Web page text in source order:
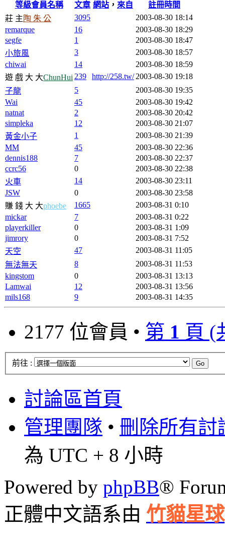
等級會員名稱 文章 網站 ， 來自
註冊時間
莊 主陶 朱 公 3095
2003-08-30 18:14
remarque
16
2003-08-30 18:29
segfe
1
2003-08-30 18:47
小旅風
3
2003-08-30 18:57
chiwai
14
2003-08-30 18:59
遊 戲 大 大ChunHui239 http://258.tw/2003-08-30 19:18
子龍
5
2003-08-30 19:35
Wai
45
2003-08-30 19:42
natnat
2
2003-08-30 20:42
simpleka
12
2003-08-30 21:07
黃金小子
1
2003-08-30 21:39
MM
45
2003-08-30 22:36
dennis188
7
2003-08-30 22:37
ccrc56
0
2003-08-30 22:38
火車
14
2003-08-30 23:11
JSW
0
2003-08-30 23:58
賺 錢 大 大phoebe 1665
2003-08-31 0:10
mickar
7
2003-08-31 0:22
playerkiller
0
2003-08-31 1:09
jimrory
0
2003-08-31 7:52
天空
47
2003-08-31 11:05
無法無天
8
2003-08-31 11:53
kingstom
0
2003-08-31 13:13
Lamwai
12
2003-08-31 13:56
mils168
9 2003-08-31 14:35
2177 位會員 • 第 1 頁 (
前往 :
討論區首頁
管理團隊 • 刪除所有討
為 UTC + 8 小時
Powered by phpBB®
正體中文語系由 竹貓星球